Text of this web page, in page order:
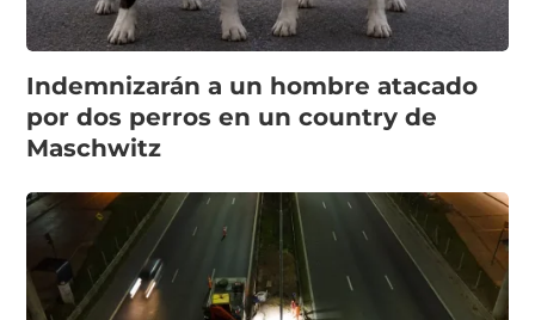
Indemnizarán a un hombre atacado
por dos perros en un country de
Maschwitz